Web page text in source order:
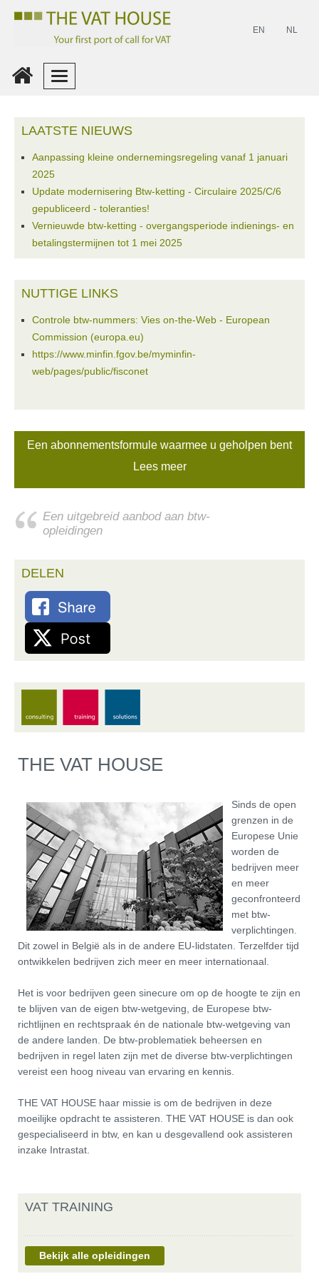
EN NL
Account
LAATSTE NIEUWS
Aanpassing kleine ondernemingsregeling vanaf 1 januari
2025
Update modernisering Btw-ketting - Circulaire 2025/C/6
gepubliceerd - toleranties!
Vernieuwde btw-ketting - overgangsperiode indienings- en
betalingstermijnen tot 1 mei 2025
NUTTIGE LINKS
Controle btw-nummers: Vies on-the-Web - European
Commission (europa.eu)
https://www.minfin.fgov.be/myminfin-
web/pages/public/fisconet
Een abonnementsformule waarmee u geholpen bent
Lees meer
Een uitgebreid aanbod aan btw-
opleidingen
DELEN
THE VAT HOUSE
Sinds de open
grenzen in de
Europese Unie
worden de
bedrijven meer
en meer
geconfronteerd
met btw-
verplichtingen.
Dit zowel in België als in de andere EU-lidstaten. Terzelfder tijd
ontwikkelen bedrijven zich meer en meer internationaal.
Het is voor bedrijven geen sinecure om op de hoogte te zijn en
te blijven van de eigen btw-wetgeving, de Europese btw-
richtlijnen en rechtspraak én de nationale btw-wetgeving van
de andere landen. De btw-problematiek beheersen en
bedrijven in regel laten zijn met de diverse btw-verplichtingen
vereist een hoog niveau van ervaring en kennis.
THE VAT HOUSE haar missie is om de bedrijven in deze
moeilijke opdracht te assisteren. THE VAT HOUSE is dan ook
gespecialiseerd in btw, en kan u desgevallend ook assisteren
inzake Intrastat.
VAT TRAINING
Bekijk alle opleidingen